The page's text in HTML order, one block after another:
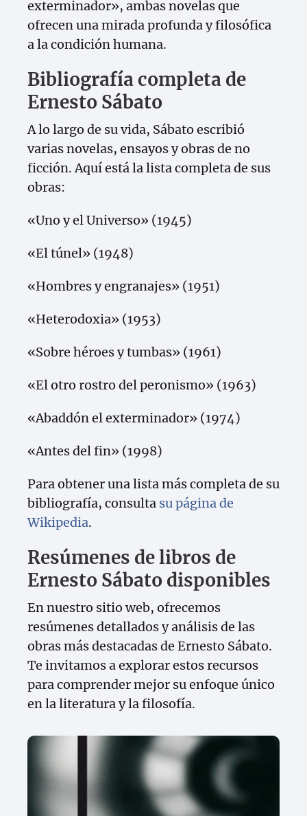
exterminador», ambas novelas que
ofrecen una mirada profunda y filosófica
a la condición humana.
Bibliografía completa de
Ernesto Sábato
A lo largo de su vida, Sábato escribió
varias novelas, ensayos y obras de no
ficción. Aquí está la lista completa de sus
obras:
«Uno y el Universo» (1945)
«El túnel» (1948)
«Hombres y engranajes» (1951)
«Heterodoxia» (1953)
«Sobre héroes y tumbas» (1961)
«El otro rostro del peronismo» (1963)
«Abaddón el exterminador» (1974)
«Antes del fin» (1998)
Para obtener una lista más completa de su
bibliografía, consulta su página de
Wikipedia.
Resúmenes de libros de
Ernesto Sábato disponibles
En nuestro sitio web, ofrecemos
resúmenes detallados y análisis de las
obras más destacadas de Ernesto Sábato.
Te invitamos a explorar estos recursos
para comprender mejor su enfoque único
en la literatura y la filosofía.